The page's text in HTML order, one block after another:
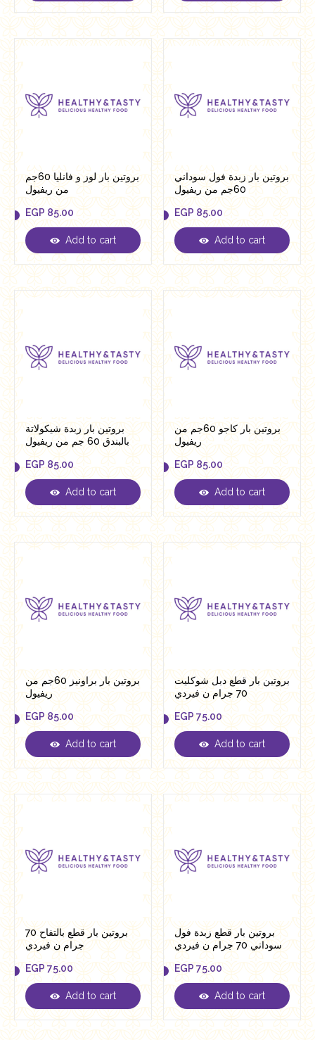
بروتين بار لوز و فانليا 60جم
من ريفيول
EGP 85.00
EGP 85.00
Add to cart
بروتين بار زبدة فول سوداني
60جم من ريفيول
EGP 85.00
EGP 85.00
Add to cart
بروتين بار زبدة شيكولاتة
بالبندق 60 جم من ريفيول
EGP 85.00
EGP 85.00
Add to cart
بروتين بار كاجو 60جم من
ريفيول
EGP 85.00
EGP 85.00
Add to cart
بروتين بار براونيز 60جم من
ريفيول
EGP 85.00
EGP 85.00
Add to cart
بروتين بار قطع دبل شوكليت
70 جرام ن فيردي
EGP 75.00
EGP 75.00
Add to cart
بروتين بار قطع بالتفاح 70
جرام ن فيردي
EGP 75.00
EGP75.00
Add to cart
بروتين بار قطع زبدة فول
سوداني 70 جرام ن فيردي
EGP 75.00
EGP 75.00
Add to cart